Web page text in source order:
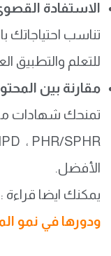
الاستفادة
تناسب احتياجاتك
للتعلم والتطبيق
مقارنة بين
الأفضل.
يمكنك ايضا قراءة :
ودورها في نمو